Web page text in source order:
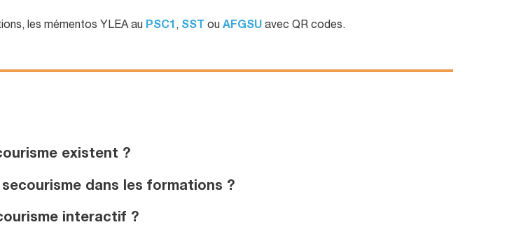
les mémentos YLEA au PSC1, SST ou AFGSU avec QR codes.
existent ?
dans les formations ?
interactif ?